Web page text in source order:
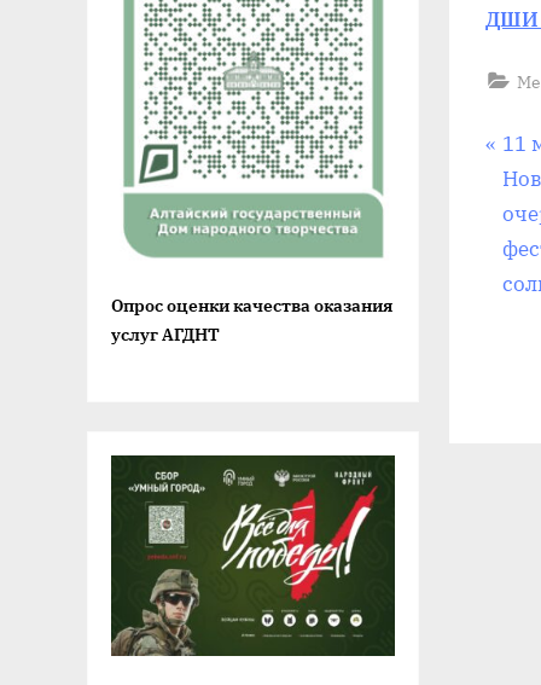
ДШИ
по
П
р
е
д
ы
11
Опрос оценки качества оказания
услуг АГДНТ